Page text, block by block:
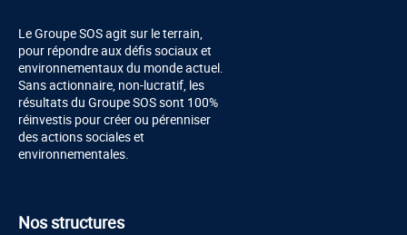
Le Groupe SOS agit sur le terrain,
pour répondre aux défis sociaux et
environnementaux du monde actuel.
Sans actionnaire, non-lucratif, les
résultats du Groupe SOS sont 100%
réinvestis pour créer ou pérenniser
des actions sociales et
environnementales.
Nos structures